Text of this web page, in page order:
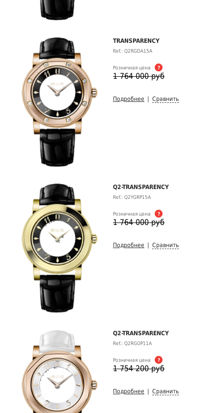
TRANSPARENCY
Ref.: Q2RGDA15A
Розничная цена ?
1 764 000 руб
Подробнее Сравнить
Q2-TRANSPARENCY
Ref.: Q2YGRP15A
Розничная цена ?
1 764 000 руб
Подробнее Сравнить
Q2-TRANSPARENCY
Ref.: Q2RGOP11A
Розничная цена ?
1 754 200 руб
Подробнее Сравнить